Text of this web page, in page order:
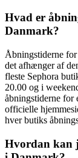
Hvad er
Danmark?
Åbningstiderne
det afhænger af
fleste Sephora
20.00 og i
åbningstiderne for
officielle
hver butiks
Hvordan kan